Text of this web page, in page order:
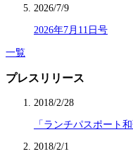
2026/7/9
2026年7月11日号
一覧
プレスリリース
2018/2/28
「ランチパスポート
2018/2/1